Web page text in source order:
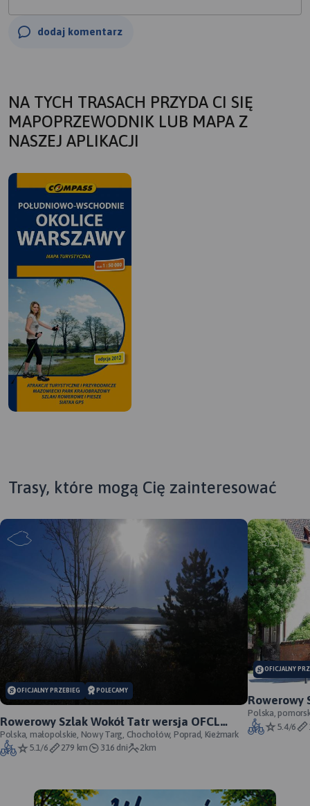
dodaj komentarz
NA TYCH TRASACH PRZYDA CI SIĘ
MAPOPRZEWODNIK LUB MAPA Z
NASZEJ APLIKACJI
MAPA TURYSTYCZNA W
Trasy, które mogą Cię zainteresować
OFICJALNY PRZEBIEG POLECAMY
Rowerowy Szlak Wokół Tatr wersja OFCL
(oficjalna) - oficjalny przebieg
Polska, małopolskie, Nowy Targ, Chochołów, Poprad, Kieżmark
5.1/6
279 km 316 dni 2km
OFICJALNY
Rowerowy
przebieg
Polska,
5.4/6